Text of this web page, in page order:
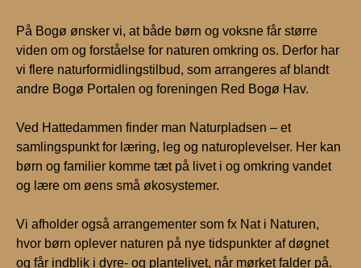
På Bogø ønsker vi, at både børn og voksne får større
viden om og forståelse for naturen omkring os. Derfor har
vi flere naturformidlingstilbud, som arrangeres af blandt
andre Bogø Portalen og foreningen Red Bogø Hav.
Ved Hattedammen finder man Naturpladsen – et
samlingspunkt for læring, leg og naturoplevelser. Her kan
børn og familier komme tæt på livet i og omkring vandet
og lære om øens små økosystemer.
Vi afholder også arrangementer som fx Nat i Naturen,
hvor børn oplever naturen på nye tidspunkter af døgnet
og får indblik i dyre- og plantelivet, når mørket falder på.